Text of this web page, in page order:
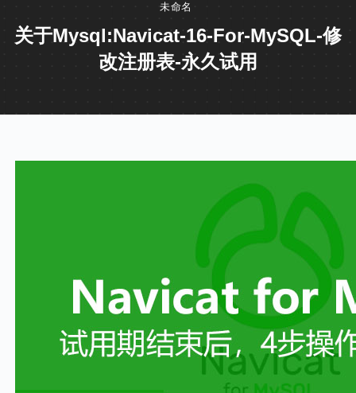
未命名
关于mysql:Navicat-16-For-MySQL-修
改注册表-永久试用